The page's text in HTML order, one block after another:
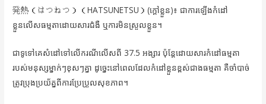
発熱（はつねつ）（HATSUNETSU）(ក្ដៅខ្លួន)៖ ជាការឡើងកំដៅ
ខ្លួនលើសធម្មតាដោយសារជំងឺ ឬការមិនស្រួលខ្លួន។
ជាទូទៅគេសំដៅទៅលើករណីលើសពី 37.5 អង្សារ ប៉ុន្តែដោយសារកំដៅធម្មតា
របស់មនុស្សម្នាក់ៗខុសៗគ្នា ដូច្នេះនៅពេលដែលកំដៅខ្លួនខ្ពស់ជាងធម្មតា គឺចាំបាច់
ត្រូវប្រុងប្រយ័ត្នពីការប្រែប្រួលសុខភាព។